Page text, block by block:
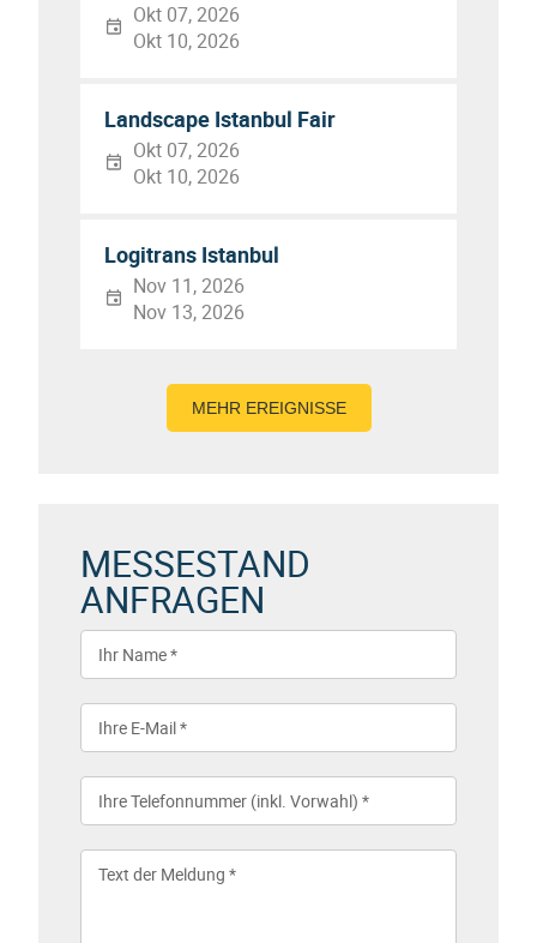
Okt 07, 2026
Okt 10, 2026
Landscape Istanbul Fair
Okt 07, 2026
Okt 10, 2026
Logitrans Istanbul
Nov 11, 2026
Nov 13, 2026
MEHR EREIGNISSE
MESSESTAND
ANFRAGEN